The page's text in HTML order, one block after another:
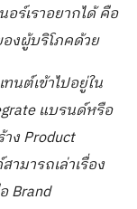
อร์เราอยากได้ คือ
งผู้บริโภคด้วย
นต์เข้าไปอยู่ใน
แบรนด์หรือ
ง Product
มารถเล่าเรื่อง
Brand